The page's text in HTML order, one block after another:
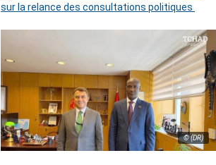
sur la relance des consultations politiques
© (DR)